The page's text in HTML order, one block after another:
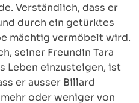
Verständlich, dass er
durch ein getürktes
mächtig vermöbelt wird.
seiner Freundin Tara
Leben einzusteigen, ist
er ausser Billard
oder weniger von